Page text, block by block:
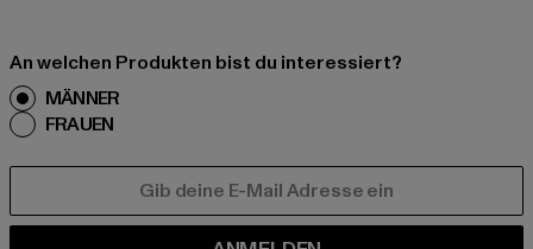
An welchen Produkten bist du interessiert?
MÄNNER
FRAUEN